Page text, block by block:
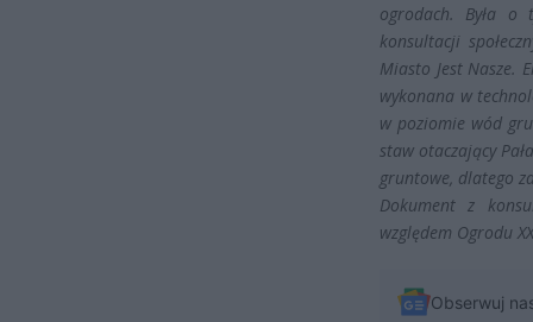
ogrodach. Była o
konsultacji
Miasto Jest Nasze.
wykonana w
w poziomie wód
staw otaczający
gruntowe, dlatego
Dokument z
względem Ogrodu
Obserwuj